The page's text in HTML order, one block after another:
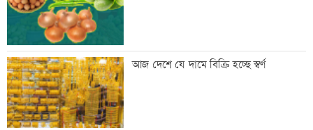
প্রথম শ্রেণিতে ভর্তি লটারিতে
আজ দেশে যে দামে বিক্রি হচ্ছে স্বর্ণ